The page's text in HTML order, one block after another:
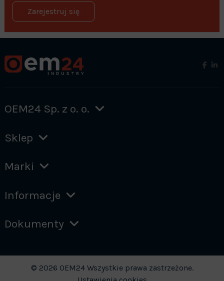
Zarejestruj się
OEM24 Sp. z o. o.
Sklep
Marki
Informacje
Dokumenty
© 2026 OEM24 Wszystkie prawa zastrzeżone.